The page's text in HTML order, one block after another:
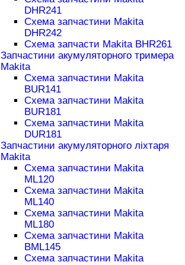
DHR241
Схема запчастини Makita
DHR242
Схема запчасти Makita BHR261
Запчастини акумуляторного тримера
Makita
Схема запчастини Makita
BUR141
Схема запчастини Makita
BUR181
Схема запчастини Makita
DUR181
Запчастини акумуляторного ліхтаря
Makita
Схема запчастини Makita
ML120
Схема запчастини Makita
ML140
Схема запчастини Makita
ML180
Схема запчастини Makita
BML145
Схема запчастини Makita